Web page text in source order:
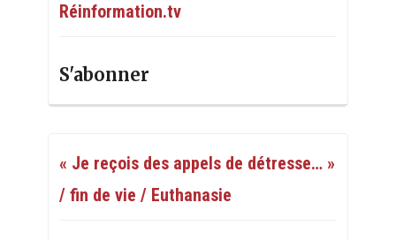
Réinformation.tv
S'abonner
« Je reçois des appels de détresse… »
/ fin de vie / Euthanasie